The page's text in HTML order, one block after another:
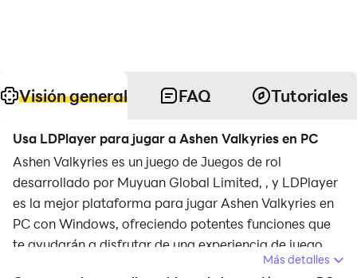
Visión general FAQ Tutoriales
Usa LDPlayer para jugar a Ashen Valkyries en PC
Ashen Valkyries es un juego de Juegos de rol
desarrollado por Muyuan Global Limited, , y LDPlayer
es la mejor plataforma para jugar Ashen Valkyries en
PC con Windows, ofreciendo potentes funciones que
te ayudarán a disfrutar de una experiencia de juego
Más detalles